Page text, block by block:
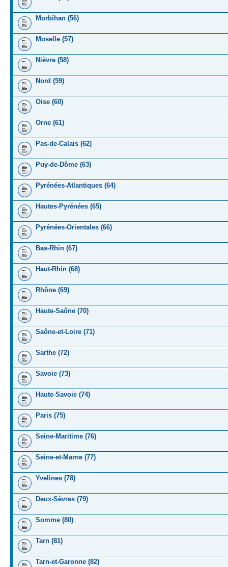
Morbihan (56)
Moselle (57)
Nièvre (58)
Nord (59)
Oise (60)
Orne (61)
Pas-de-Calais (62)
Puy-de-Dôme (63)
Pyrénées-Atlantiques (64)
Hautes-Pyrénées (65)
Pyrénées-Orientales (66)
Bas-Rhin (67)
Haut-Rhin (68)
Rhône (69)
Haute-Saône (70)
Saône-et-Loire (71)
Sarthe (72)
Savoie (73)
Haute-Savoie (74)
Paris (75)
Seine-Maritime (76)
Seine-et-Marne (77)
Yvelines (78)
Deux-Sèvres (79)
Somme (80)
Tarn (81)
Tarn-et-Garonne (82)